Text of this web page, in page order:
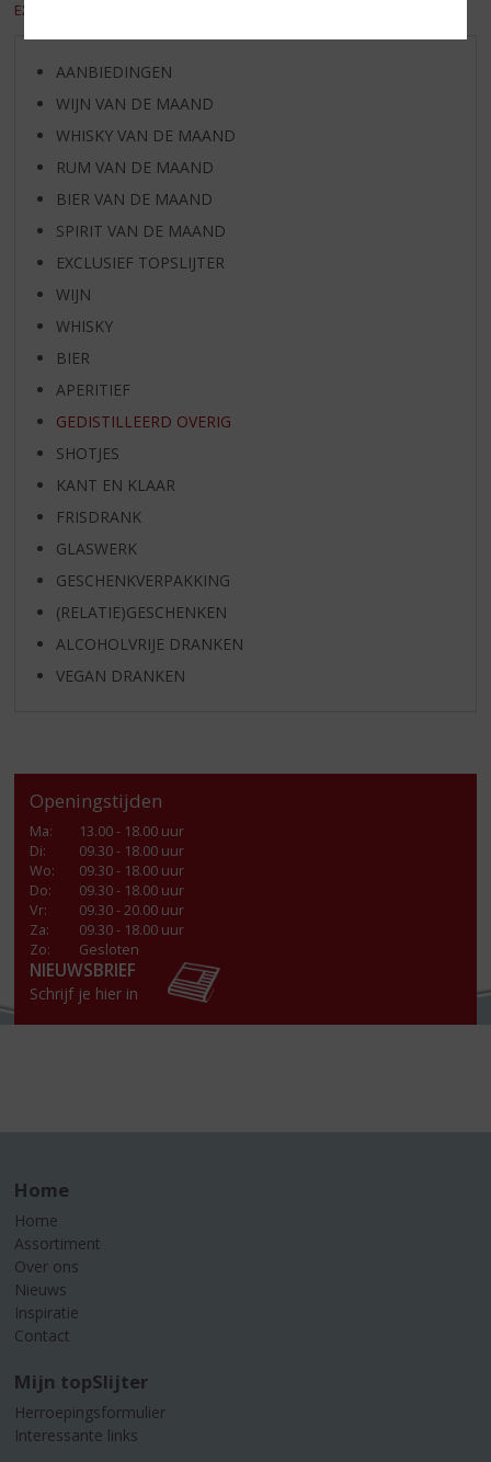
EXCL. BTW
AANBIEDINGEN
WIJN VAN DE MAAND
WHISKY VAN DE MAAND
RUM VAN DE MAAND
BIER VAN DE MAAND
SPIRIT VAN DE MAAND
EXCLUSIEF TOPSLIJTER
WIJN
WHISKY
BIER
APERITIEF
GEDISTILLEERD OVERIG
SHOTJES
KANT EN KLAAR
FRISDRANK
GLASWERK
GESCHENKVERPAKKING
(RELATIE)GESCHENKEN
ALCOHOLVRIJE DRANKEN
VEGAN DRANKEN
Openingstijden
Ma:
13.00 - 18.00 uur
Di:
09.30 - 18.00 uur
Wo:
09.30 - 18.00 uur
Do:
09.30 - 18.00 uur
Vr:
09.30 - 20.00 uur
Za:
09.30 - 18.00 uur
Zo:
Gesloten
NIEUWSBRIEF
Schrijf je hier in
Home
Home
Assortiment
Over ons
Nieuws
Inspiratie
Contact
Mijn topSlijter
Herroepingsformulier
Interessante links